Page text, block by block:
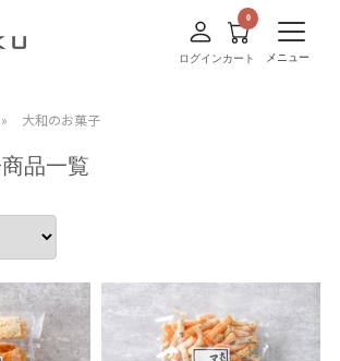
ログインカート メニュー
» 大和のお菓子
品一覧